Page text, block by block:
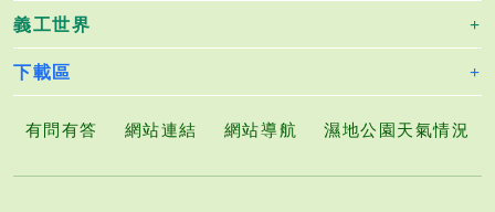
義工世界
下載區
有問有答 網站連結 網站導航 濕地公園天氣情況